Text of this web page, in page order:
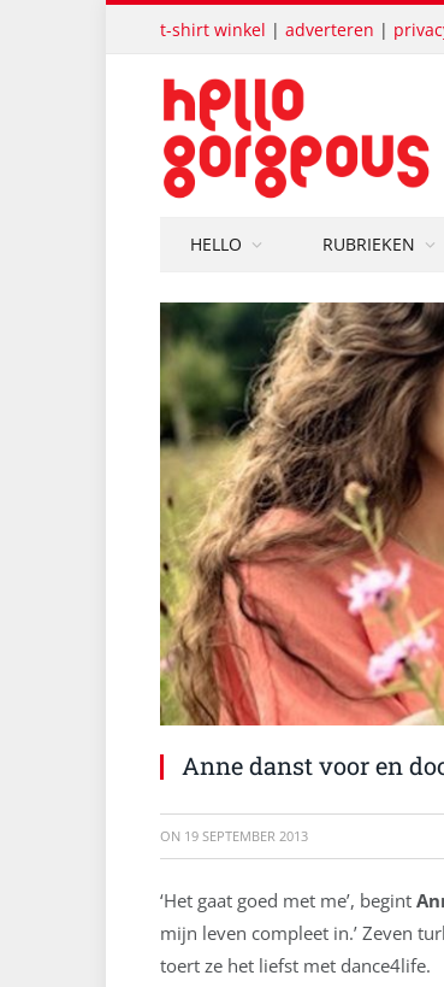
t-shirt winkel | adverteren |
HELLO RUBRIEKEN
Anne danst voor en
ON 19 SEPTEMBER 2013
‘Het gaat goed met me’, begint
mijn leven compleet in.’ Zeven
toert ze het liefst met dance4life.